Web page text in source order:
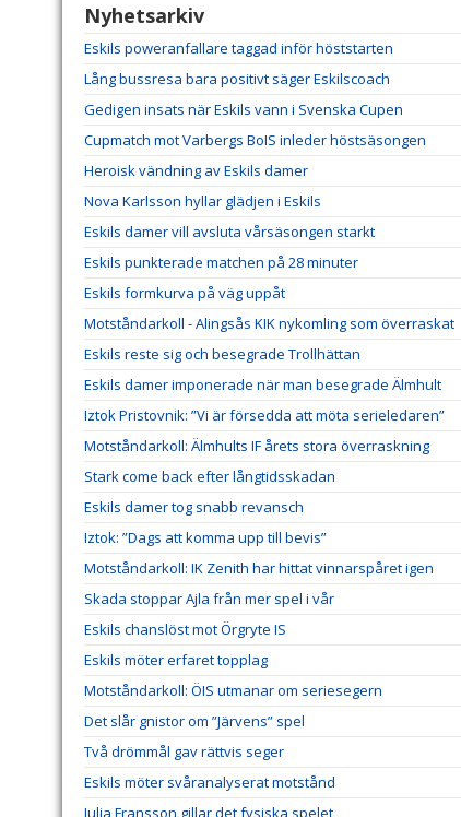
Nyhetsarkiv
Eskils poweranfallare taggad inför höststarten
Lång bussresa bara positivt säger Eskilscoach
Gedigen insats när Eskils vann i Svenska Cupen
Cupmatch mot Varbergs BoIS inleder höstsäsongen
Heroisk vändning av Eskils damer
Nova Karlsson hyllar glädjen i Eskils
Eskils damer vill avsluta vårsäsongen starkt
Eskils punkterade matchen på 28 minuter
Eskils formkurva på väg uppåt
Motståndarkoll - Alingsås KIK nykomling som överraskat
Eskils reste sig och besegrade Trollhättan
Eskils damer imponerade när man besegrade Älmhult
Iztok Pristovnik: ”Vi är försedda att möta serieledaren”
Motståndarkoll: Älmhults IF årets stora överraskning
Stark come back efter långtidsskadan
Eskils damer tog snabb revansch
Iztok: ”Dags att komma upp till bevis”
Motståndarkoll: IK Zenith har hittat vinnarspåret igen
Skada stoppar Ajla från mer spel i vår
Eskils chanslöst mot Örgryte IS
Eskils möter erfaret topplag
Motståndarkoll: ÖIS utmanar om seriesegern
Det slår gnistor om ”Järvens” spel
Två drömmål gav rättvis seger
Eskils möter svåranalyserat motstånd
Julia Fransson gillar det fysiska spelet